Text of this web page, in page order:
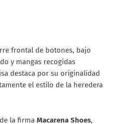
frontal de botones, bajo
y mangas recogidas
destaca por su originalidad
el estilo de la heredera
la firma Macarena Shoes,